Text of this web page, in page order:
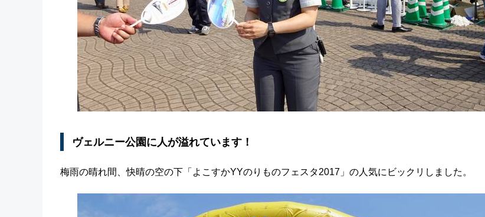
ヴェルニー公園に人が溢れています！
梅雨の晴れ間、快晴の空の下「よこすかYYのりものフェスタ2017」の人気にビックリしました。